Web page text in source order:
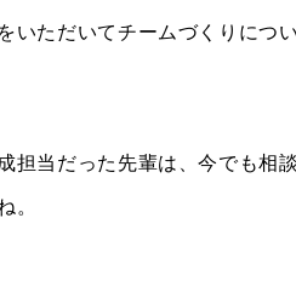
ただいてチームづくりにつ
当だった先輩は、今でも相
。